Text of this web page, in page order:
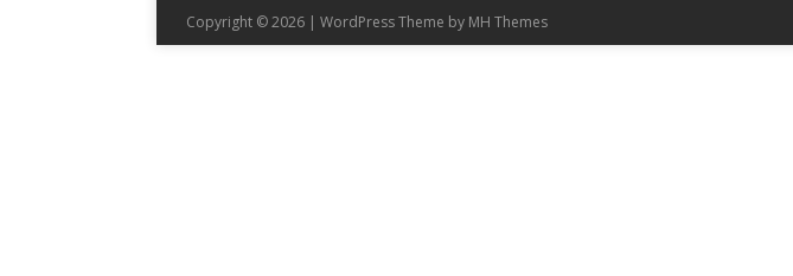
Copyright © 2026 | WordPress Theme by MH Themes